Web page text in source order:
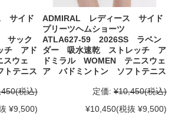
サイド
サック
チ アド
ウェ
テニス
(税込)
¥9,500)
ADMIRAL レディース サイド
プリーツヘムショーツ
ATLA627-59 2026SS ラベン
ダー 吸水速乾 ストレッチ ア
ドミラル WOMEN テニスウェ
ア バドミントン ソフトテニス
定価: ¥10,450(税込)
¥10,450(税抜 ¥9,500)